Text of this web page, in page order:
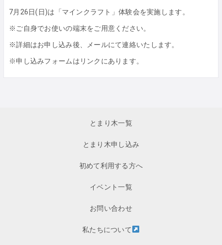
7月26日(日)は「マインクラフト」体験会を実施します。
※ご自身でお使いの端末をご用意ください。
※詳細はお申し込み後、メールにて連絡いたします。
※申し込みフォームはリンクにあります。
とまり木一覧
とまり木申し込み
初めて利用する方へ
イベント一覧
お問い合わせ
私たちについて